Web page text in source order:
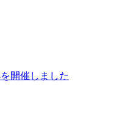
開催しました